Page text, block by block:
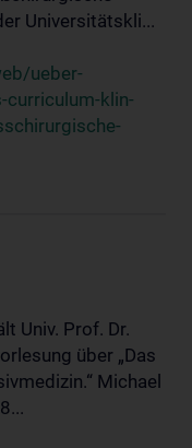
Universitätskli...
ueber-
klin-
Univ. Prof. Dr.
über „Das
Michael